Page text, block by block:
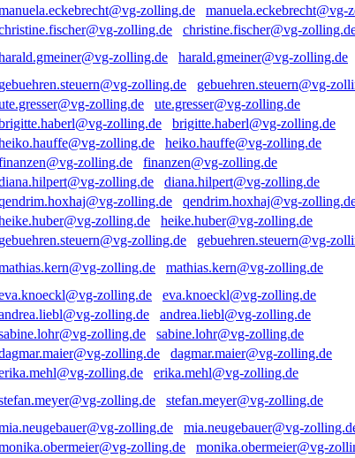
manuela.eckebrecht@vg-
christine.fischer@vg-
harald.gmeiner@vg-zolling.de
gebuehren.steuern@vg-
ute.gresser@vg-zolling.de
brigitte.haberl@vg-zolling.de
heiko.hauffe@vg-zolling.de
finanzen@vg-zolling.de
diana.hilpert@vg-zolling.de
qendrim.hoxhaj@vg-
heike.huber@vg-zolling.de
gebuehren.steuern@vg-
mathias.kern@vg-zolling.de
eva.knoeckl@vg-zolling.de
andrea.liebl@vg-zolling.de
sabine.lohr@vg-zolling.de
dagmar.maier@vg-zolling.de
erika.mehl@vg-zolling.de
stefan.meyer@vg-zolling.de
mia.neugebauer@vg-
monika.obermeier@vg-